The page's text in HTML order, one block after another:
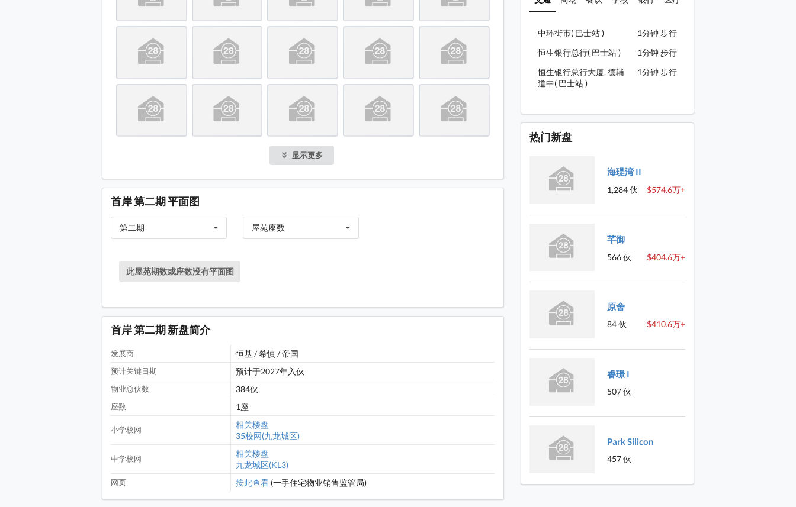
项目1, 2, 4 期位置 (环安街)
项目1, 2, 3 期位置 (从庇利街观看)
项目2, 4 期位置 (从马头围道观看)
从庇利街观看, 项目 (绿色箭嘴部分) 邻近碧丽花园 (图片右方)
项目邻近启岸, 位于 3 期对面
土瓜湾道, 项目位于绿色箭嘴部分
项目附近的马头围道
项目附近的庇利街
项目附近的崇安街
项目 3 期对面的阳光广场
红磡广场一带有食肆商铺, 距离项目约 400 米
马头围道/ 土瓜湾道花园, 近土瓜湾港铁站 (项目位于绿色箭嘴部分)
海心公园, 距离项目 (绿色箭嘴部分) 约 500 米
海心公园, 距离项目 (绿色箭嘴部分) 约 500 米
海心公园一带设有网球场 (项目位于绿色箭嘴部分)
海心公园一带设有足球场 (项目位于绿色箭嘴部分)
显示更多
首岸 第二期 平面图
第二期 屋苑座数
此屋苑期数或座数没有平面图
首岸 第二期 新盘简介
发展商 恒基 / 希慎 / 帝国
预计关键日期 预计于2027年入伙
物业总伙数 384伙
座数 1座
小学校网
相关楼盘
35校网(九龙城区)
中学校网
相关楼盘
九龙城区(KL3)
网页 按此查看 (一手住宅物业销售监管局)
中环街市( 巴士站 )
1分钟 步行
恒生银行总行( 巴士站 )
1分钟 步行
恒生银行总行大厦, 德辅
道中( 巴士站 )
1分钟 步行
热门新盘
海瑅湾 II
$574.6万+
1,284 伙
芊御
$404.6万+
566 伙
原舍
$410.6万+
84 伙
睿璟 I
507 伙
Park Silicon
457 伙